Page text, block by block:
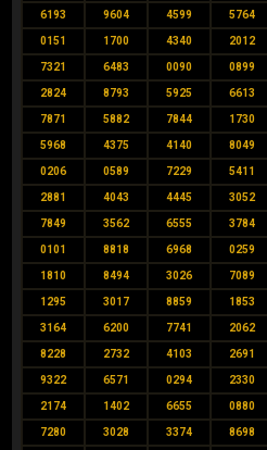
6193 9604 4599 5764
0151 1700 4340 2012
7321 6483 0090 0899
2824 8793 5925 6613
7871 5882 7844 1730
5968 4375 4140 8049
0206 0589 7229 5411
2881 4043 4445 3052
7849 3562 6555 3784
0101 8818 6968 0259
1810 8494 3026 7089
1295 3017 8859 1853
3164 6200 7741 2062
8228 2732 4103 2691
9322 6571 0294 2330
2174 1402 6655 0880
7280 3028 3374 8698